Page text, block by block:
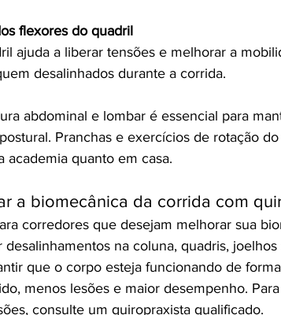
flexores do quadril
ajuda a liberar tensões e melhorar a
desalinhados durante a corrida.
abdominal e lombar é essencial para
Pranchas e exercícios de rotação
academia quanto em casa.
a biomecânica da corrida com
corredores que desejam melhorar sua
na coluna, quadris, joelhos
que o corpo esteja funcionando de
menos lesões e maior desempenho.
consulte um quiropraxista qualificado.